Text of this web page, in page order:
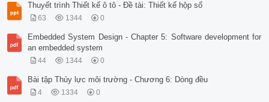
Thuyết trình Thiết kế ô tô - Đề tài: Thiết kế hộp số
63 1344 0
Embedded System Design - Chapter 5: Software development for
an embedded system
44 1344 0
Bài tập Thủy lực môi trường - Chương 6: Dòng đều
4 1334 0